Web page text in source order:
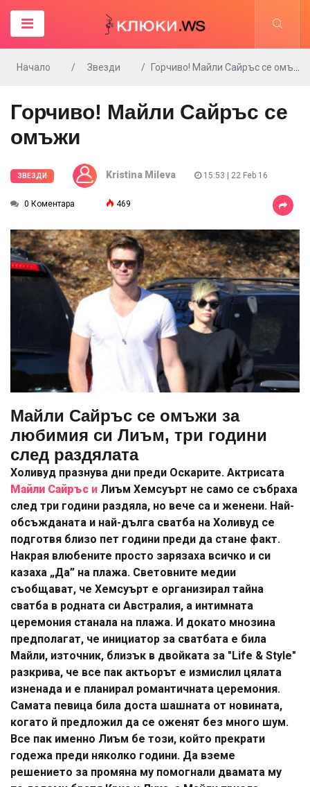
Начало Звезди Горчиво! Майли Сайръс се омъжи
Горчиво! Майли Сайръс се
омъжи
ЗВЕЗДИ Kristina Mileva 15:53 | 22 Feb 16
0 Коментара 469
Майли Сайръс се омъжи за
любимия си Лиъм, три години
след раздялата
Холивуд празнува дни преди Оскарите. Актрисата
Майли Сайръс и Лиъм Хемсуърт не само се събраха
след три години раздяла, но вече са и женени. Най-
обсъжданата и най-дълга сватба на Холивуд се
подготвя близо пет години преди да стане факт.
Накрая влюбените просто зарязаха всичко и си
казаха „Да” на плажа. Световните медии
съобщават, че Хемсуърт е организирал тайна
сватба в родната си Австралия, а интимната
церемония станала на плажа. И докато мнозина
предполагат, че инициатор за сватбата е била
Майли, източник, близък в двойката за "Life & Style"
разкрива, че все пак актьорът е измислил цялата
изненада и е планирал романтичната церемония.
Самата певица била доста шашната от новината,
когато й предложил да се оженят без много шум.
Все пак именно Лиъм бе този, който прекрати
годежа преди няколко години. Да вземе
решението за промяна му помогнали двамата му